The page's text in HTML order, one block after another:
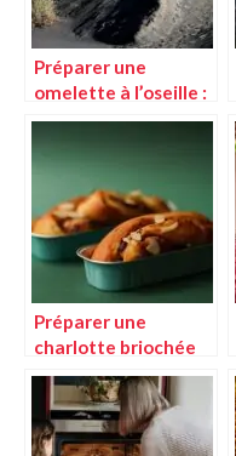
Préparer une
omelette à l’oseille :
techniques et
Préparer une
charlotte briochée
aux pommes :
astuces et
techniques